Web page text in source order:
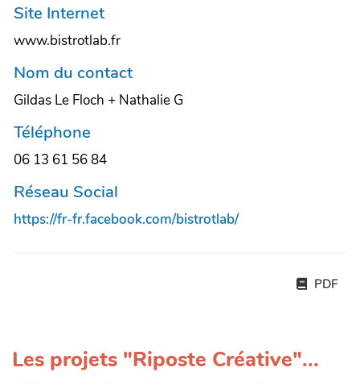
Site Internet
www.bistrotlab.fr
Nom du contact
Gildas Le Floch + Nathalie G
Téléphone
06 13 61 56 84
Réseau Social
https://fr-fr.facebook.com/bistrotlab/
PDF